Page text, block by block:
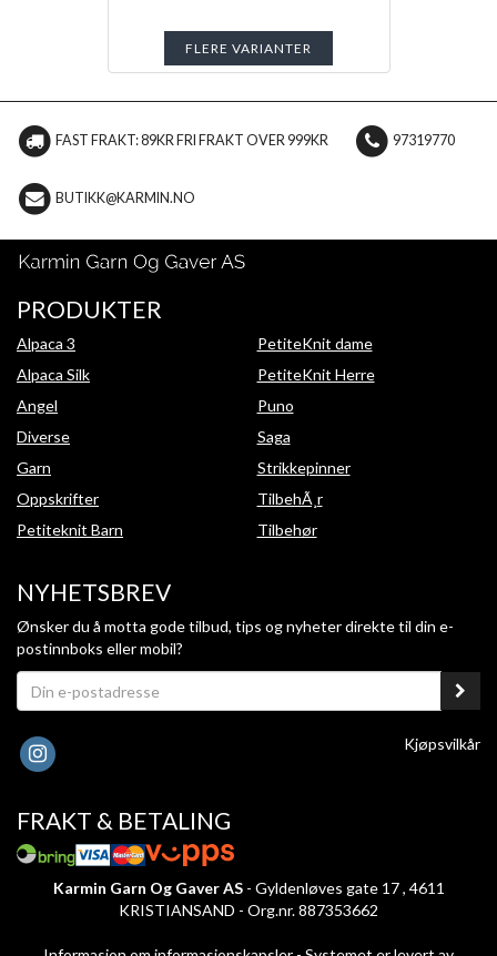
FLERE VARIANTER
FAST FRAKT: 89KR FRI FRAKT OVER 999KR 97319770
BUTIKK@KARMIN.NO
PRODUKTER
Alpaca 3
Alpaca Silk
Angel
Diverse
Garn
Oppskrifter
Petiteknit Barn
PetiteKnit dame
PetiteKnit Herre
Puno
Saga
Strikkepinner
TilbehÃ¸r
Tilbehør
NYHETSBREV
Ønsker du å motta gode tilbud, tips og nyheter direkte til din e-
postinnboks eller mobil?
Kjøpsvilkår
FRAKT & BETALING
Karmin Garn Og Gaver AS- Gyldenløves gate 17 , 4611
KRISTIANSAND - Org.nr. 887353662